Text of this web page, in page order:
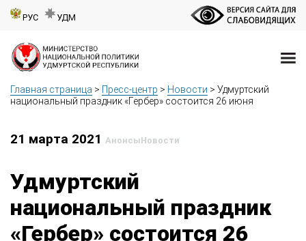
РУС УДМ
Главная страница > Пресс-центр > Новости > Удмуртский
национальный праздник «Гербер» состоится 26 июня
21 марта 2021 АнонсыНовости
Удмуртский
национальный праздник
«Гербер» состоится 26